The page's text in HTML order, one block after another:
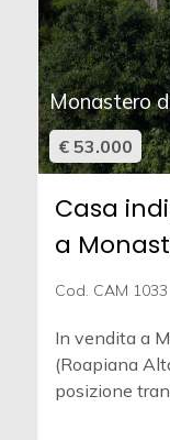
Monastero
€ 53.000
Casa
a
Cod. CAM 1033
In vendita a
(Roapiana
posizione